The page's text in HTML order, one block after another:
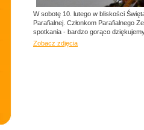
W sobotę 10. lutego w bliskości
Parafialnej. Członkom Parafialnego
spotkania - bardzo gorąco
Zobacz zdjęcia